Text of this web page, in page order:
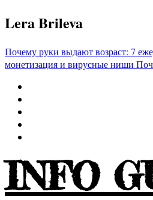
Перейти
к
Lera Brileva
Почему руки выдают возраст: 7
монетизация и вирусные ниши
INFO